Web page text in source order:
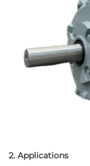
2. Applications